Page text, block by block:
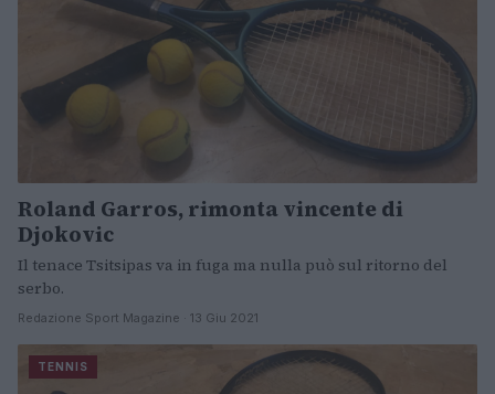
Roland Garros, rimonta vincente di
Djokovic
Il tenace Tsitsipas va in fuga ma nulla può sul ritorno del
serbo.
Redazione Sport Magazine · 13 Giu 2021
TENNIS